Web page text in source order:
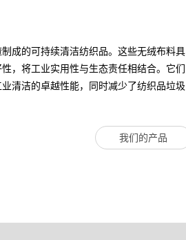
成的可持续清洁纺织品。这些无绒布料具
，将工业实用性与生态责任相结合。它们
清洁的卓越性能，同时减少了纺织品垃圾
我们的产品